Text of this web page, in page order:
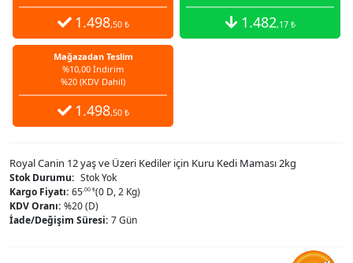
1.498,50 ₺ 1.482,17 ₺
Mağazadan Teslim
%10,00 İndirim
%20 (KDV Dahil)
1.498,50 ₺
Royal Canin 12 yaş ve Üzeri Kediler için Kuru Kedi Maması 2kg
Stok Durumu: Stok Yok
Kargo Fiyatı: 65,00 ₺(0 D, 2 Kg)
KDV Oranı: %20 (D)
İade/Değişim Süresi: 7 Gün